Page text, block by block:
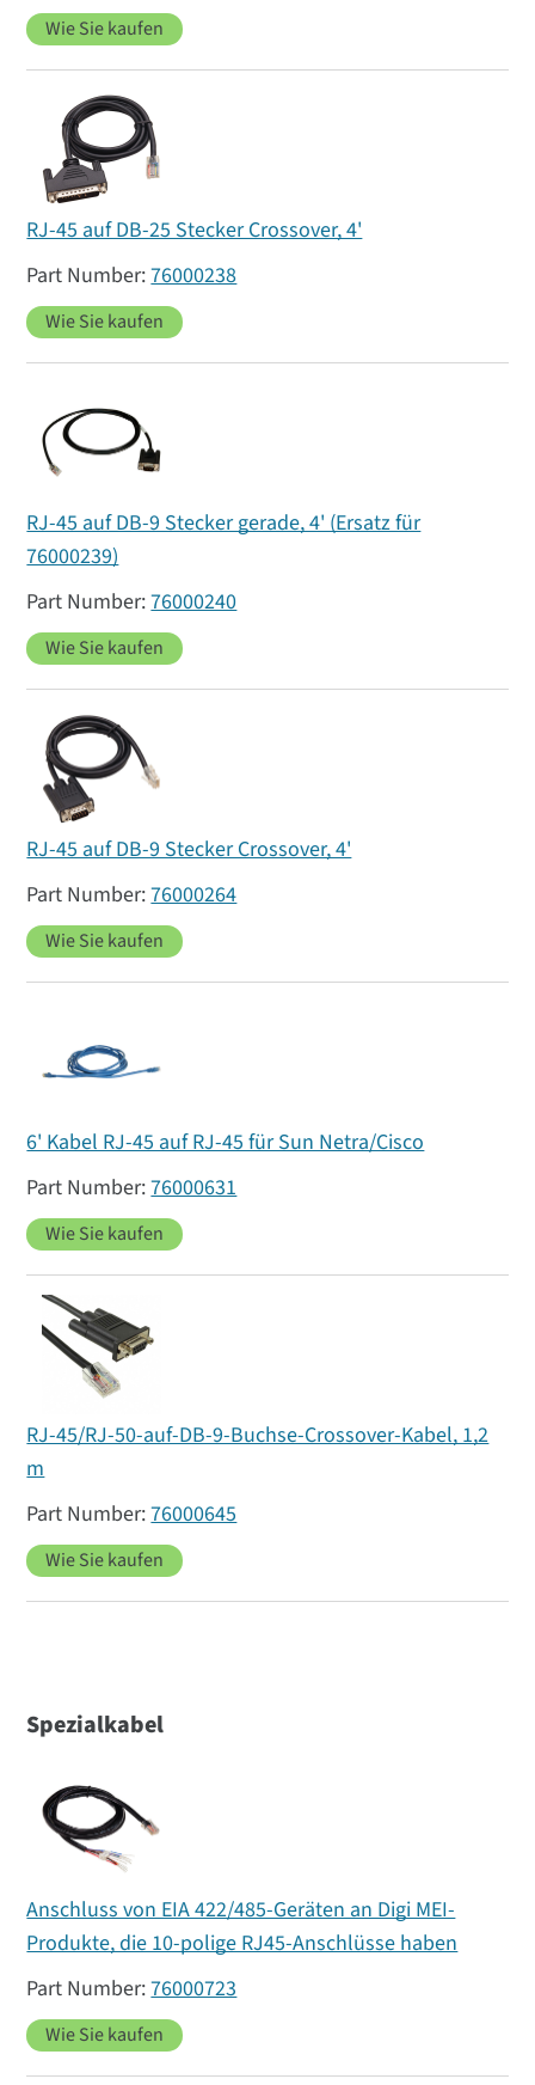
Wie Sie kaufen
RJ-45 auf DB-25 Stecker Crossover, 4'
76000238
Wie Sie kaufen
RJ-45 auf DB-9 Stecker gerade, 4' (Ersatz für
76000239)
76000240
Wie Sie kaufen
RJ-45 auf DB-9 Stecker Crossover, 4'
76000264
Wie Sie kaufen
6' Kabel RJ-45 auf RJ-45 für Sun Netra/Cisco
76000631
Wie Sie kaufen
RJ-45/RJ-50-auf-DB-9-Buchse-Crossover-Kabel, 1,2
m
76000645
Wie Sie kaufen
Spezialkabel
Anschluss von EIA 422/485-Geräten an Digi MEI-
Produkte, die 10-polige RJ45-Anschlüsse haben
76000723
Wie Sie kaufen